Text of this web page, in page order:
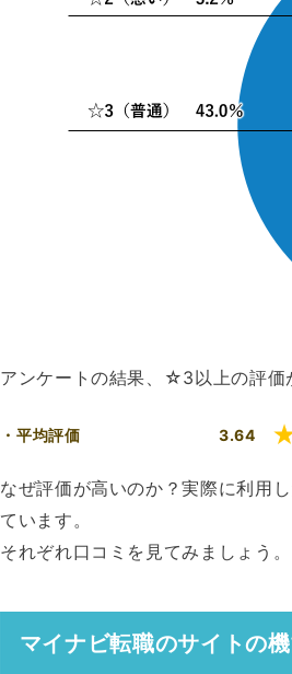
アンケートの結果、☆3以上の評価
平均評価 3.64
なぜ評価が高いのか？実際に利用
ています。
それぞれ口コミを見てみましょう。
マイナビ転職のサイトの